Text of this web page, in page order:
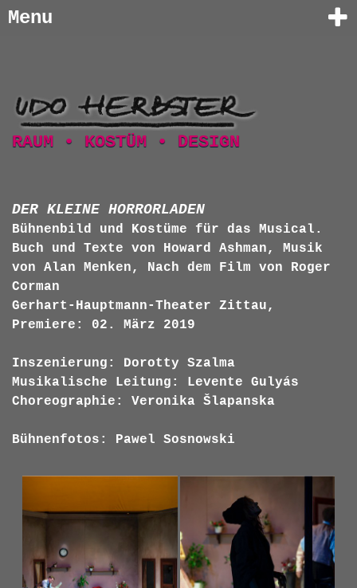
Menu
RAUM • KOSTÜM • DESIGN
DER KLEINE HORRORLADEN
Bühnenbild und Kostüme für das Musical.
Buch und Texte von Howard Ashman, Musik
von Alan Menken, Nach dem Film von Roger
Corman
Gerhart-Hauptmann-Theater Zittau,
Premiere: 02. März 2019
Inszenierung: Dorotty Szalma
Musikalische Leitung: Levente Gulyás
Choreographie: Veronika Šlapanska
Bühnenfotos: Pawel Sosnowski